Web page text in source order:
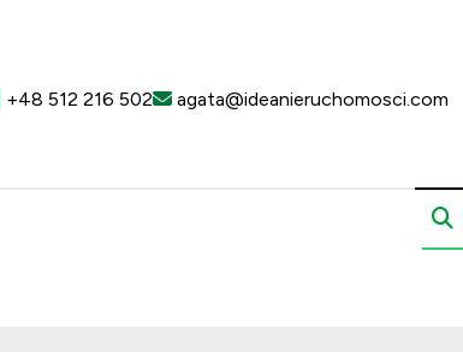
+48 512 216 502 agata@ideanieruchomosci.com